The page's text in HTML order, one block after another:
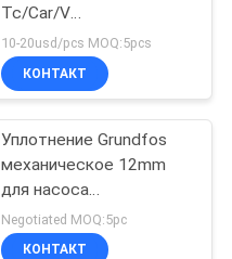
Tc/Car/V
соответствующие для
насоса Grundfos
10-20usd/pcs MOQ:5pcs
КОНТАКТ
Уплотнение Grundfos
механическое 12mm
для насоса
погружающийся
нечистот
Negotiated MOQ:5pc
КОНТАКТ